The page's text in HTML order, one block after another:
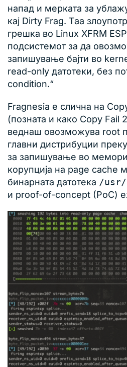
напад и мерката за
кај Dirty Frag. Таа
грешка во Linux XFRM
подсистемот за да
запишување бајти во
read-only датотеки, без
condition.“
Fragnesia е слична на
(позната и како Copy Fail
веднаш овозможува root
главни дистрибуции
за запишување во
корупција на page cache
бинарната датотека /
и proof-of-concept (PoC)